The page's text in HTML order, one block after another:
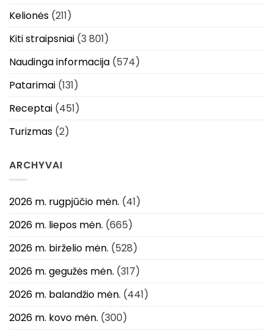
Kelionės (211)
Kiti straipsniai (3 801)
Naudinga informacija (574)
Patarimai (131)
Receptai (451)
Turizmas (2)
ARCHYVAI
2026 m. rugpjūčio mėn. (41)
2026 m. liepos mėn. (665)
2026 m. birželio mėn. (528)
2026 m. gegužės mėn. (317)
2026 m. balandžio mėn. (441)
2026 m. kovo mėn. (300)